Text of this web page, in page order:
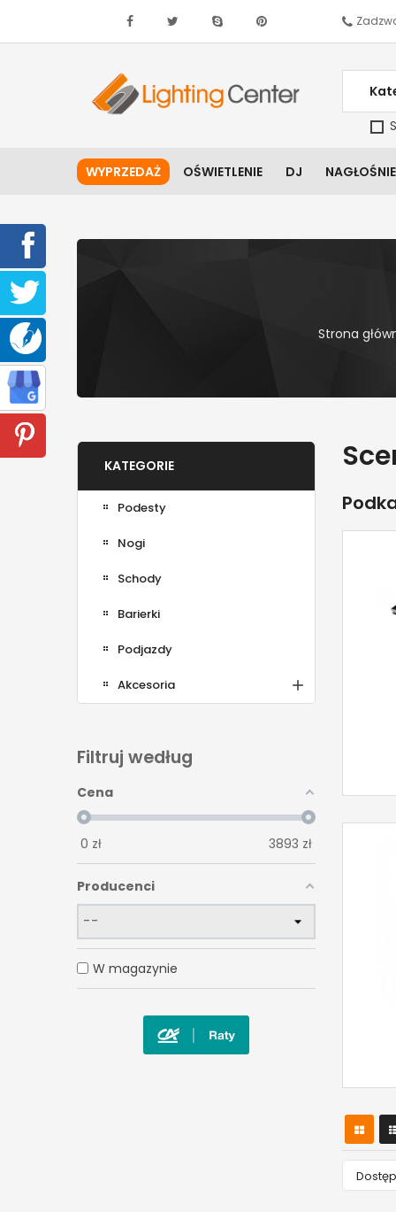
WYPRZEDAŻ OŚWIETLENIE DJ
Strona
KATEGORIE
Podesty
Nogi
Schody
Barierki
Podjazdy
Akcesoria 
Filtruj według
Cena
0 zł 3893 zł
Producenci
W magazynie